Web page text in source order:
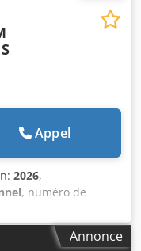
Appel
2026,
, numéro de
FREZE MAKİNESİ
de poignée,
dimension sur
Annonce